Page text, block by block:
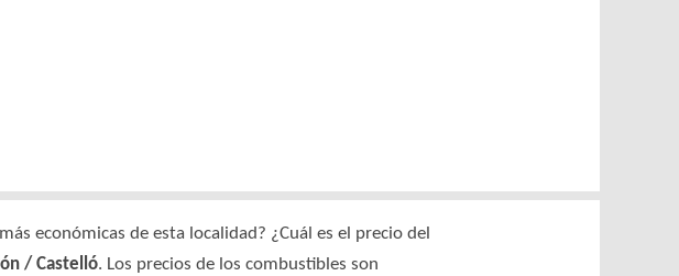
económicas de esta localidad? ¿Cuál es el precio del
/ Castelló. Los precios de los combustibles son